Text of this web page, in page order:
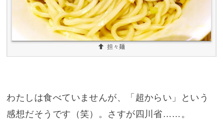
担々麺
わたしは食べていませんが、「超からい」という
感想だそうです（笑）。さすが四川省……。